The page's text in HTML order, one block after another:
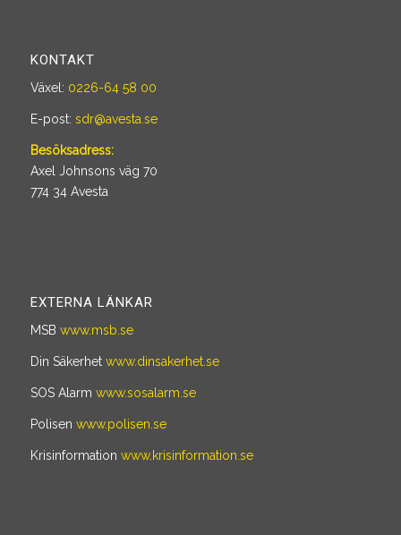
KONTAKT
Växel: 0226-64 58 00
E-post: sdr@avesta.se
Besöksadress:
Axel Johnsons väg 70
774 34 Avesta
EXTERNA LÄNKAR
MSB www.msb.se
Din Säkerhet www.dinsakerhet.se
SOS Alarm www.sosalarm.se
Polisen www.polisen.se
Krisinformation www.krisinformation.se